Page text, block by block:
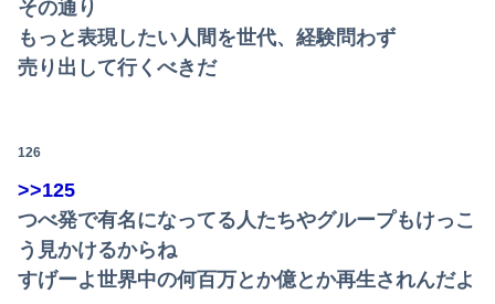
その通り
もっと表現したい人間を世代、経験問わず
売り出して行くべきだ
126
>>125
つべ発で有名になってる人たちやグループもけっこ
う見かけるからね
すげーよ世界中の何百万とか億とか再生されんだよ